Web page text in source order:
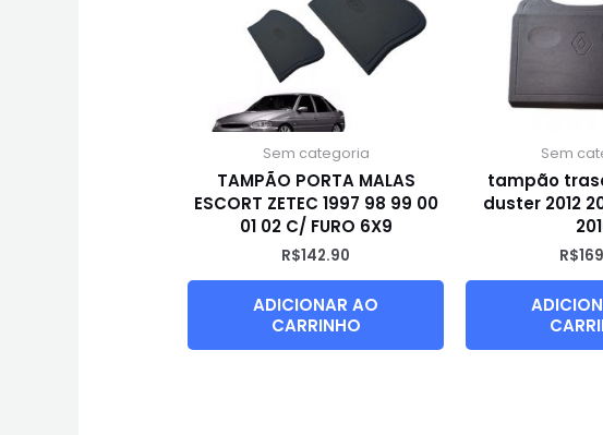
Sem categoria
TAMPÃO PORTA MALAS
ESCORT ZETEC 1997 98 99 00
01 02 C/ FURO 6X9
R$142.90
ADICIONAR AO
CARRINHO
Sem
tampão
duster 2012
R$